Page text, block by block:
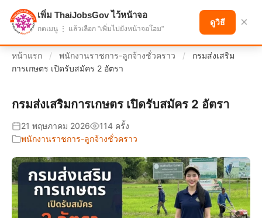
แบ่งปันโอกาส เพื่ออนาคตที่ก้าวหน้า
หน้าแรก / พนักงานราชการ-ลูกจ้างชั่วคราว /
กรมส่งเสริม
การเกษตร เปิดรับสมัคร 2 อัตรา
กรมส่งเสริมการเกษตร เปิดรับสมัคร 2 อัตรา
21 พฤษภาคม 2026
114 ครั้ง
พนักงานราชการ-ลูกจ้างชั่วคราว
เพิ่ม ThaiJobsGov ไว้หน้าจอ
กดเมนู ⋮ แล้วเลือก "เพิ่มไปยังหน้าจอโฮม"
ดูวิธี ×